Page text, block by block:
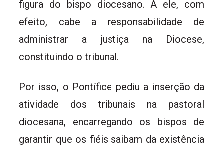
figura do bispo diocesano. A ele, com
efeito, cabe a responsabilidade de
administrar a justiça na Diocese,
constituindo o tribunal.
Por isso, o Pontífice pediu a inserção da
atividade dos tribunais na pastoral
diocesana, encarregando os bispos de
garantir que os fiéis saibam da existência